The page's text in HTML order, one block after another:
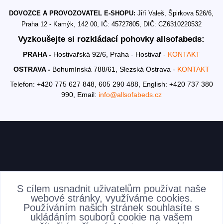
DOVOZCE A PROVOZOVATEL E-SHOPU:Jiří Valeš, Špirkova 526/6,
Praha 12 - Kamýk, 142 00, IČ: 45727805, DIČ: CZ6310220532
Vyzkoušejte si rozkládací pohovky allsofabeds:
PRAHA - Hostivařská 92/6, Praha - Hostivař - KONTAKT
OSTRAVA - Bohumínská 788/61, Slezská Ostrava - KONTAKT
Telefon: +420 775 627 848, 605 290 488, English: +420 737 380
990, Email: info@allsofabeds.cz
AKTUALITY
S cílem usnadnit uživatelům používat naše
webové stránky, využíváme cookies.
Používáním našich stránek souhlasíte s
ukládáním souborů cookie na vašem